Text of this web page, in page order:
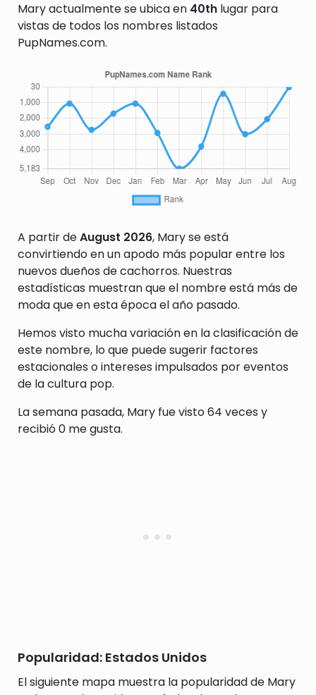
Mary actualmente se ubica en 40th lugar para
vistas de todos los nombres listados
PupNames.com.
A partir deAugust 2026, Mary se está
convirtiendo en un apodo más popular entre los
nuevos dueños de cachorros. Nuestras
estadísticas muestran que el nombre está más de
moda que en esta época el año pasado.
Hemos visto mucha variación en la clasificación de
este nombre, lo que puede sugerir factores
estacionales o intereses impulsados por eventos
de la cultura pop.
La semana pasada, Mary fue visto 64 veces y
recibió 0 me gusta.
Popularidad: Estados Unidos
El siguiente mapa muestra la popularidad de Mary